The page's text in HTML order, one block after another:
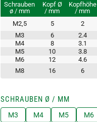
Schrauben
ø / mm
Kopf Ø
/ mm
Kopfhöhe
/ mm
M2,5 5 2
M3
6 2.4
M4
8 3.1
M5
10 3.8
M6
12 4.6
M8
16 6
SCHRAUBEN Ø / MM
M3 M4 M5 M6